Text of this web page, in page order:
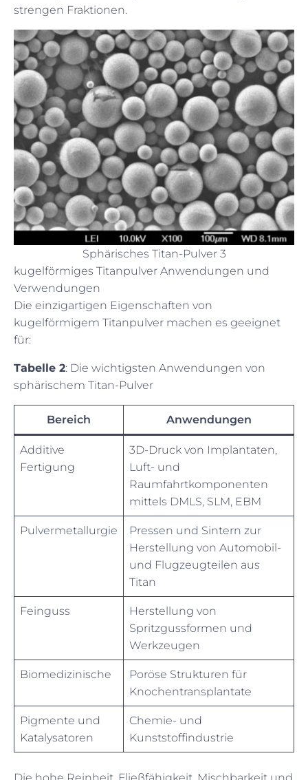
strengen Fraktionen.
Sphärisches Titan-Pulver 3
kugelförmiges Titanpulver Anwendungen und
Verwendungen
Die einzigartigen Eigenschaften von
kugelförmigem Titanpulver machen es geeignet
für:
Tabelle 2: Die wichtigsten Anwendungen von
sphärischem Titan-Pulver
Bereich Anwendungen
Additive
Fertigung
3D-Druck von Implantaten,
Luft- und
Raumfahrtkomponenten
mittels DMLS, SLM, EBM
Pulvermetallurgie
Pressen und Sintern zur
Herstellung von Automobil-
und Flugzeugteilen aus
Titan
Feinguss
Herstellung von
Spritzgussformen und
Werkzeugen
Biomedizinische
Poröse Strukturen für
Knochentransplantate
Pigmente und
Katalysatoren
Chemie- und
Kunststoffindustrie